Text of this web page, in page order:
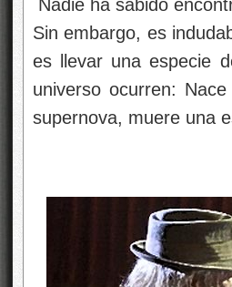
Nadie ha sabido
Sin embargo, es
es llevar una especie
universo ocurren:
supernova, muere una